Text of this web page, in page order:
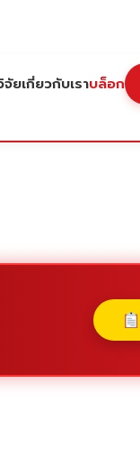
จัยเกี่ยวกับเราบล็อก